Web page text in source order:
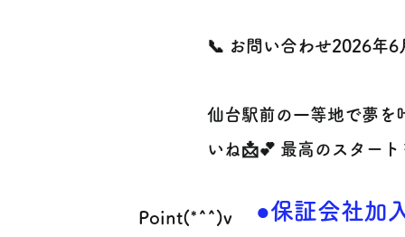
📞 お問い合わせ2026年
仙台駅前の一等地で夢を
いね📩💕 最高のスター
Point(*^^)v ●保証会社加